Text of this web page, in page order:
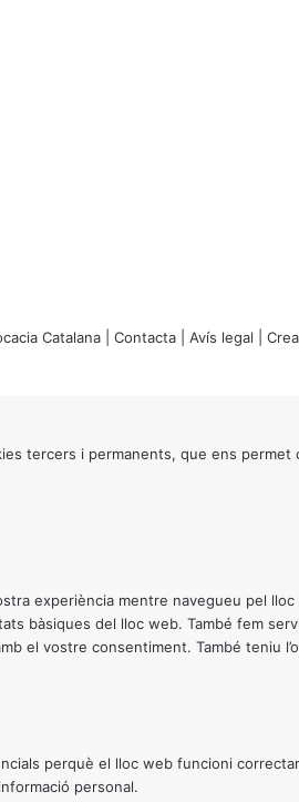
Catalana | Contacta Avís legal |
tercers i permanents, que ens
experiència mentre navegueu pel
bàsiques del lloc web. També fem
el vostre consentiment. També
perquè el lloc web funcioni
personal.